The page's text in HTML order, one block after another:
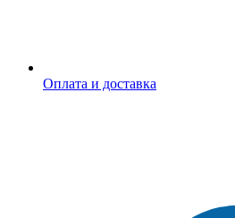
Оплата и доставка